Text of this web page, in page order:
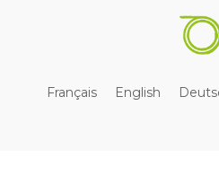
Français English